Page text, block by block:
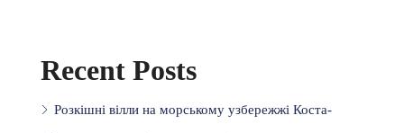
Recent Posts
Розкішні вілли на морському узбережжі Коста-